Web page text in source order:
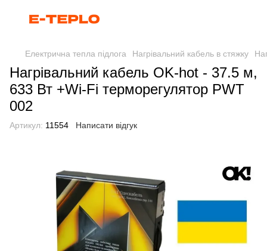
Електрична тепла підлога Нагрівальний кабель в стяжку
Нагрівальний кабель OK-hot - 37.5 м,
633 Вт +Wi-Fi терморегулятор PWT
002
Артикул: 11554 Написати відгук